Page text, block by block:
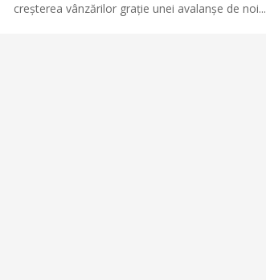
creșterea vânzărilor grație unei avalanșe de noi...